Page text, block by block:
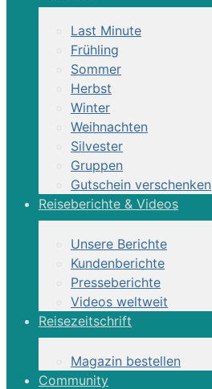
Last Minute
Frühling
Sommer
Herbst
Winter
Weihnachten
Silvester
Gruppen
Gutschein verschenken
Reiseberichte & Videos
Unsere Berichte
Kundenberichte
Presseberichte
Videos weltweit
Reisezeitschrift
Magazin bestellen
Community